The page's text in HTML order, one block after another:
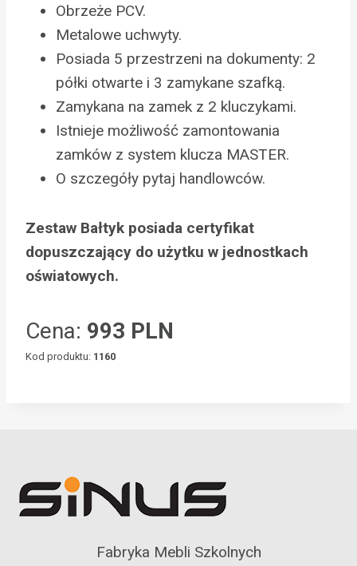
Obrzeże PCV.
Metalowe uchwyty.
Posiada 5 przestrzeni na dokumenty: 2
półki otwarte i 3 zamykane szafką.
Zamykana na zamek z 2 kluczykami.
Istnieje możliwość zamontowania
zamków z system klucza MASTER.
O szczegóły pytaj handlowców.
Zestaw Bałtyk posiada certyfikat
dopuszczający do użytku w jednostkach
oświatowych.
Cena: 993 PLN
Kod produktu: 1160
Fabryka Mebli Szkolnych